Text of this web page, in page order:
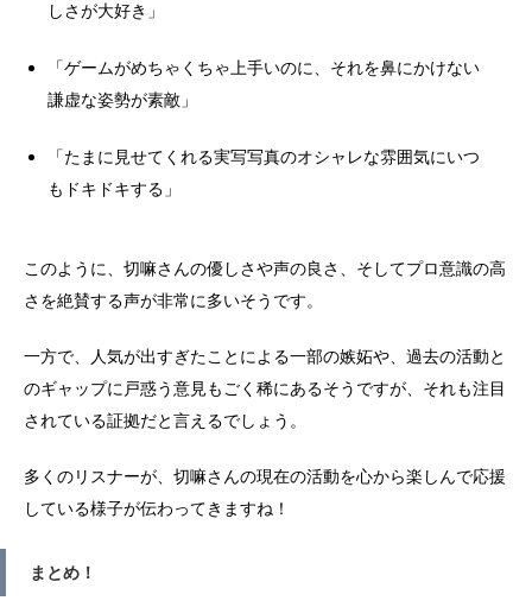
しさが大好き」
「ゲームがめちゃくちゃ上手いのに、それを鼻にかけない
謙虚な姿勢が素敵」
「たまに見せてくれる実写写真のオシャレな雰囲気にいつ
もドキドキする」
このように、切嘛さんの優しさや声の良さ、そしてプロ意識の高
さを絶賛する声が非常に多いそうです。
一方で、人気が出すぎたことによる一部の嫉妬や、過去の活動と
のギャップに戸惑う意見もごく稀にあるそうですが、それも注目
されている証拠だと言えるでしょう。
多くのリスナーが、切嘛さんの現在の活動を心から楽しんで応援
している様子が伝わってきますね！
まとめ！